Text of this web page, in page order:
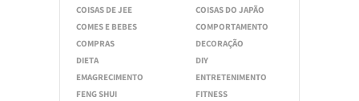
COISAS DE JEE
COISAS DO JAPÃO
COMES E BEBES
COMPORTAMENTO
COMPRAS
DECORAÇÃO
DIETA
DIY
EMAGRECIMENTO
ENTRETENIMENTO
FENG SHUI
FITNESS